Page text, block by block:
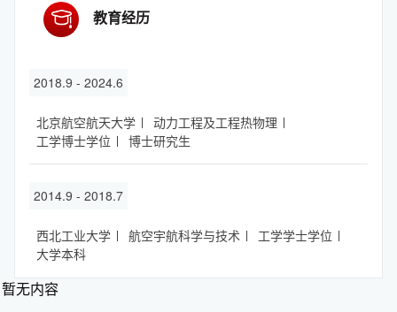
教育经历
2018.9 - 2024.6
北京航空航天大学
动力工程及工程热物理
工学博士学位
博士研究生
2014.9 - 2018.7
西北工业大学 航空宇航科学与技术
工学学士学位
大学本科
暂无内容